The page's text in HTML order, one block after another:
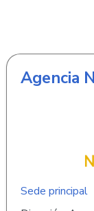
Agencia
Sede principal